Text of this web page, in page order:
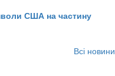
США на частину
Всі новини